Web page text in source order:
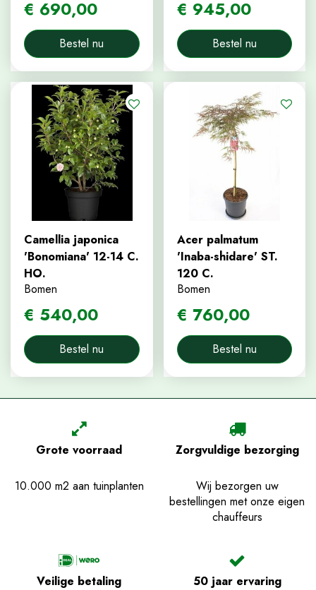
€ 690,00
Bestel nu
€ 945,00
Bestel nu
Camellia japonica
'Bonomiana' 12-14 C.
HO.
Bomen
€ 540,00
Bestel nu
Acer palmatum
'Inaba-shidare' ST.
120 C.
Bomen
€ 760,00
Bestel nu
Grote voorraad
10.000 m2 aan tuinplanten
Zorgvuldige bezorging
Wij bezorgen uw
bestellingen met onze eigen
chauffeurs
Veilige betaling 50 jaar ervaring